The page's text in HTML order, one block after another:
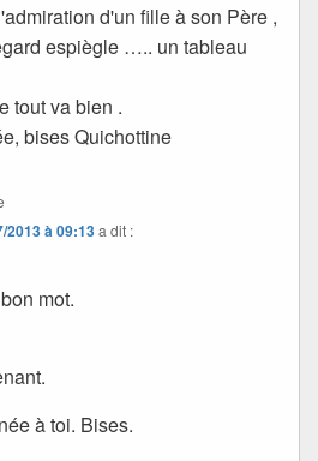
d'un fille à son Père ,
espiègle ….. un tableau
tout va bien .
bises Quichottine
2013 à 09:13a dit :
mot.
à toi. Bises.